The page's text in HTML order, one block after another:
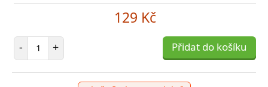
129 Kč
- Počet položek
+ Přidat do košíku